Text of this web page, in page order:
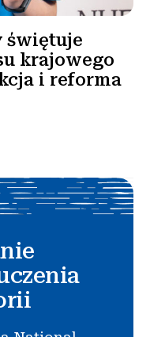
świętuje
krajowego
i reforma